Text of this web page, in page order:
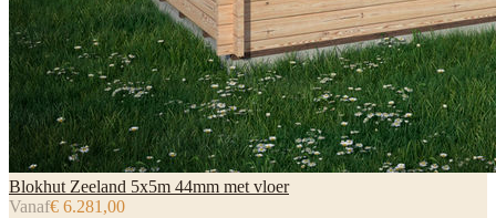
Blokhut Zeeland 5x5m 44mm met vloer
Vanaf€ 6.281,00